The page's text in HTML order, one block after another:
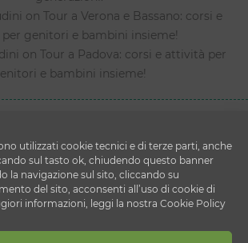
utilizzati cookie tecnici e di terze parti, anche
sul tasto ok, chiudendo questo banner
la navigazione sul sito, cliccando su
del sito, acconsenti all’uso di cookie di
informazioni, leggi la nostra Cookie Policy
on Tour a Verona e Bassano: corsi e
genitori e bambini insieme!
on Tour a Padova: corsi e attività per
e bambini insieme!
© 2026 Le Buone Abitudini